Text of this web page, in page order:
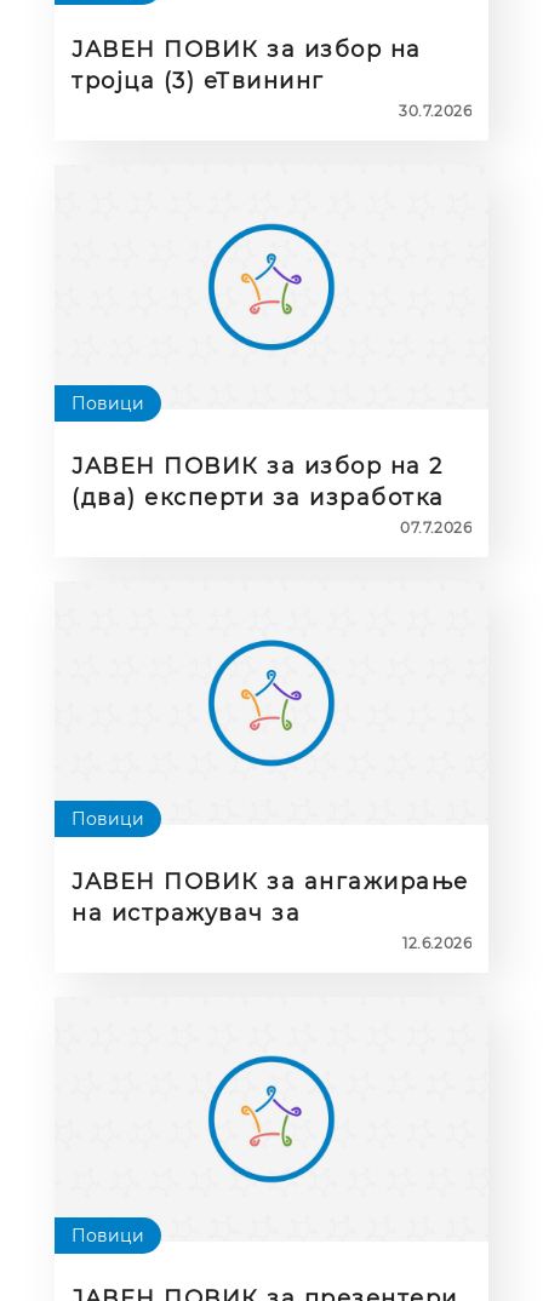
ЈАВЕН ПОВИК за избор на
тројца (3) еТвининг
30.7.2026
Повици
ЈАВЕН ПОВИК за избор на 2
(два) експерти за изработка
на функционална рамка за07.7.2026
Повици
ЈАВЕН ПОВИК за ангажирање
на истражувач за
(македонска верзија
12.6.2026
Повици